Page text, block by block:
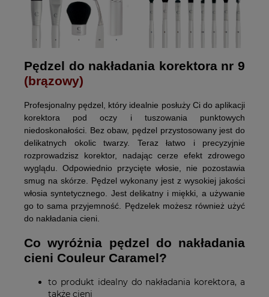
Pędzel do nakładania korektora nr 9
(brązowy)
Profesjonalny pędzel, który idealnie posłuży Ci do aplikacji
korektora pod oczy i tuszowania punktowych
niedoskonałości. Bez obaw, pędzel przystosowany jest do
delikatnych okolic twarzy. Teraz łatwo i precyzyjnie
rozprowadzisz korektor, nadając cerze efekt zdrowego
wyglądu. Odpowiednio przycięte włosie, nie pozostawia
smug na skórze. Pędzel wykonany jest z wysokiej jakości
włosia syntetycznego. Jest delikatny i miękki, a używanie
go to sama przyjemność. Pędzelek możesz również użyć
do nakładania cieni.
Co wyróżnia pędzel do nakładania
cieni Couleur Caramel?
to produkt idealny do nakładania korektora, a
także cieni